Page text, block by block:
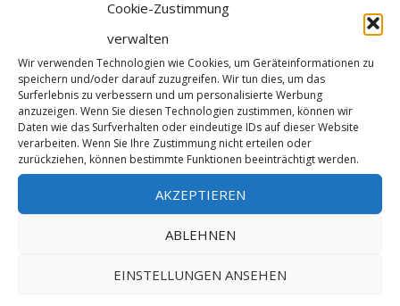
Cookie-Zustimmung
verwalten
Wir verwenden Technologien wie Cookies, um Geräteinformationen zu
speichern und/oder darauf zuzugreifen. Wir tun dies, um das
Surferlebnis zu verbessern und um personalisierte Werbung
anzuzeigen. Wenn Sie diesen Technologien zustimmen, können wir
Daten wie das Surfverhalten oder eindeutige IDs auf dieser Website
verarbeiten. Wenn Sie Ihre Zustimmung nicht erteilen oder
zurückziehen, können bestimmte Funktionen beeinträchtigt werden.
AKZEPTIEREN
ABLEHNEN
EINSTELLUNGEN ANSEHEN
Diese Website verwendet Akismet, um